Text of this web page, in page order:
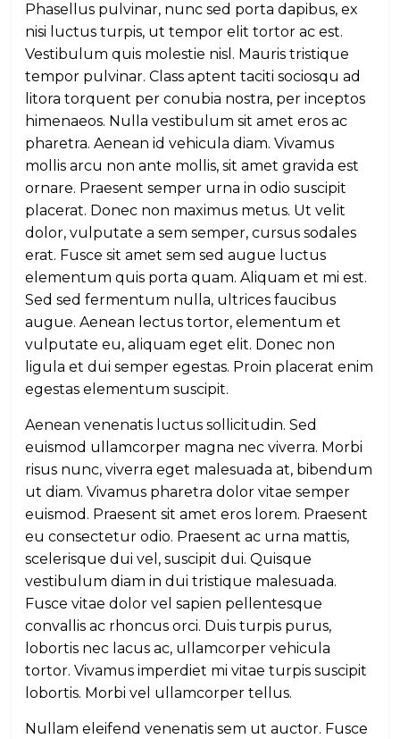
Phasellus pulvinar, nunc sed porta dapibus, ex
nisi luctus turpis, ut tempor elit tortor ac est.
Vestibulum quis molestie nisl. Mauris tristique
tempor pulvinar. Class aptent taciti sociosqu ad
litora torquent per conubia nostra, per inceptos
himenaeos. Nulla vestibulum sit amet eros ac
pharetra. Aenean id vehicula diam. Vivamus
mollis arcu non ante mollis, sit amet gravida est
ornare. Praesent semper urna in odio suscipit
placerat. Donec non maximus metus. Ut velit
dolor, vulputate a sem semper, cursus sodales
erat. Fusce sit amet sem sed augue luctus
elementum quis porta quam. Aliquam et mi est.
Sed sed fermentum nulla, ultrices faucibus
augue. Aenean lectus tortor, elementum et
vulputate eu, aliquam eget elit. Donec non
ligula et dui semper egestas. Proin placerat enim
egestas elementum suscipit.
Aenean venenatis luctus sollicitudin. Sed
euismod ullamcorper magna nec viverra. Morbi
risus nunc, viverra eget malesuada at, bibendum
ut diam. Vivamus pharetra dolor vitae semper
euismod. Praesent sit amet eros lorem. Praesent
eu consectetur odio. Praesent ac urna mattis,
scelerisque dui vel, suscipit dui. Quisque
vestibulum diam in dui tristique malesuada.
Fusce vitae dolor vel sapien pellentesque
convallis ac rhoncus orci. Duis turpis purus,
lobortis nec lacus ac, ullamcorper vehicula
tortor. Vivamus imperdiet mi vitae turpis suscipit
lobortis. Morbi vel ullamcorper tellus.
Nullam eleifend venenatis sem ut auctor. Fusce